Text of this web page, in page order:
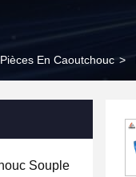
Pièces En Caoutchouc >
Souple